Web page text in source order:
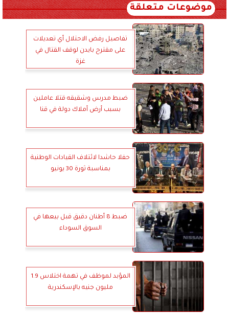
موضوعات متعلقة
تفاصيل رفض الاحتلال أي تعديلات
على مقترح بايدن لوقف القتال في
غزة
ضبط مدرس وشقيقه قتلا عاملين
بسبب أرض أملاك دولة في قنا
حفلا حاشدا لائتلاف القيادات الوطنية
بمناسبة ثورة 30 يونيو
ضبط 8 أطنان دقيق قبل بيعها في
السوق السوداء
المؤبد لموظف في تهمة اختلاس 1.9
مليون جنيه بالإسكندرية